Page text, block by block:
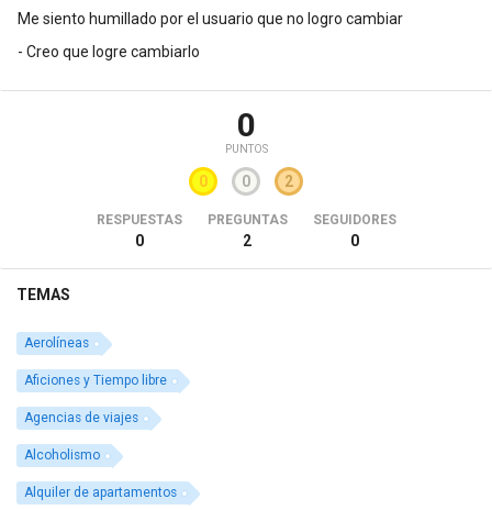
Me siento humillado por el usuario que no logro cambiar
- Creo que logre cambiarlo
0
PUNTOS
0 0 2
RESPUESTAS
0
PREGUNTAS
2
SEGUIDORES
0
TEMAS
Aerolíneas
Aficiones y Tiempo libre
Agencias de viajes
Alcoholismo
Alquiler de apartamentos